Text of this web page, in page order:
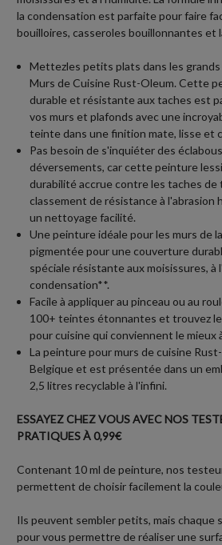
la condensation est parfaite pour faire
bouilloires, casseroles bouillonnantes et
Mettezles petits plats dans les
Murs de Cuisine Rust-Oleum. Cette
durable et résistante aux taches est
vos murs et plafonds avec une
teinte dans une finition mate, lisse et
Pas besoin de s'inquiéter des
déversements, car cette peinture
durabilité accrue contre les taches de
classement de résistance à l'abrasion
un nettoyage facilité.
Une peinture idéale pour les murs de
pigmentée pour une couverture
spéciale résistante aux moisissures, à
condensation**.
Facile à appliquer au pinceau ou au
100+ teintes étonnantes et trouvez
pour cuisine qui conviennent le mieux
La peinture pour murs de cuisine
Belgique et est présentée dans un
2,5 litres recyclable à l'infini.
ESSAYEZ CHEZ VOUS AVEC NOS
PRATIQUES À 0,99€
Contenant 10 ml de peinture, nos
permettent de choisir facilement la
Ils peuvent sembler petits, mais chaque
pour vous permettre de réaliser une